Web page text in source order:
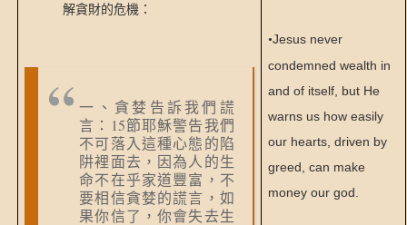
解貪財的危機：
一、貪婪告訴我們謊
言：
15節耶穌警告我們
不可落入這種心態的陷
阱裡面去，因為人的生
命不在乎家道豐富，不
要相信貪婪的謊言，如
果你信了，你會失去生
•Jesus never
condemned wealth in
and of itself, but He
warns us how easily
our hearts, driven by
greed, can make
money our god.